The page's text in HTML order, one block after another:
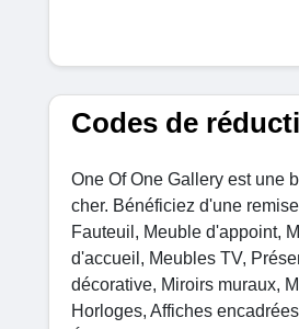
Codes de
One Of One Gallery est une
cher. Bénéficiez d'une
Fauteuil, Meuble d'appoint,
d'accueil, Meubles TV,
décorative, Miroirs muraux,
Horloges, Affiches